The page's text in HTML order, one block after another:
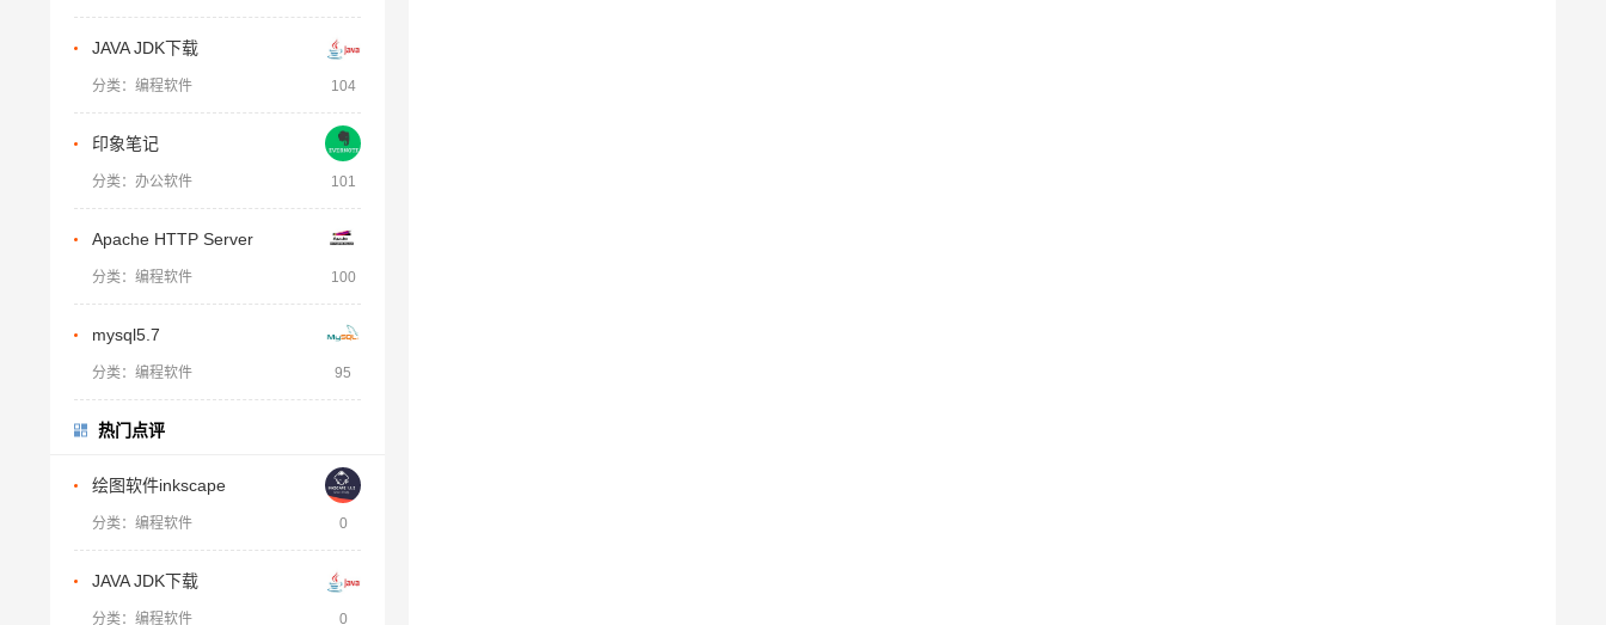
JAVA JDK下载
分类：编程软件 104
印象笔记
分类：办公软件 101
Apache HTTP Server
分类：编程软件 100
mysql5.7
分类：编程软件 95
热门点评
绘图软件inkscape
分类：编程软件 0
JAVA JDK下载
分类：编程软件 0